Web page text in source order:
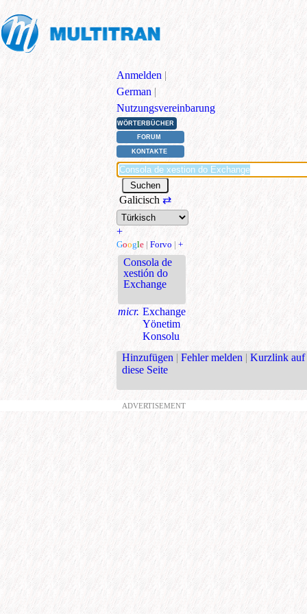
Anmelden |
German |
Nutzungsvereinbarung
WÖRTERBÜCHER
FORUM
KONTAKTE
Galicisch ⇄
+
Google | Forvo | +
Consola de
xestión do
Exchange
micr. Exchange
Yönetim
Konsolu
Hinzufügen | Fehler melden | Kurzlink auf
diese Seite
ADVERTISEMENT